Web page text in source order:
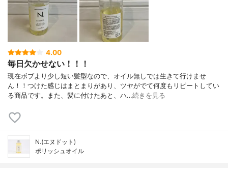
4.00
毎日欠かせない！！！
現在ボブより少し短い髪型なので、オイル無しでは生きて行けませ
ん！！つけた感じはまとまりがあり、ツヤがでて何度もリピートしてい
る商品です。また、髪に付けたあと、ハ…続きを見る
N.(エヌドット)
ポリッシュオイル